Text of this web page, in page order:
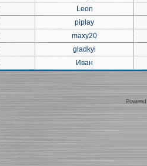
Leon
piplay
maxy20
gladkyi
Иван